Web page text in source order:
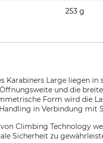
253 g
Karabiners Large liegen
und die
Form wird die
in Verbindung mit
Climbing Technology
Sicherheit zu